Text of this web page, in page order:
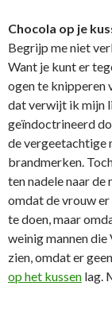
Chocola op je
Begrijp me niet
Want je kunt er
ogen te knipperen
dat verwijt ik mijn
geïndoctrineerd
de vergeetachtige
brandmerken.
ten nadele naar
omdat de vrouw
te doen, maar
weinig mannen
zien, omdat er
op het kussen lag.